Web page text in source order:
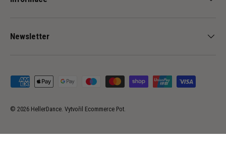
Newsletter
Přijímané platební metody
© 2026 HellerDance Vytvořil Ecommerce Pot